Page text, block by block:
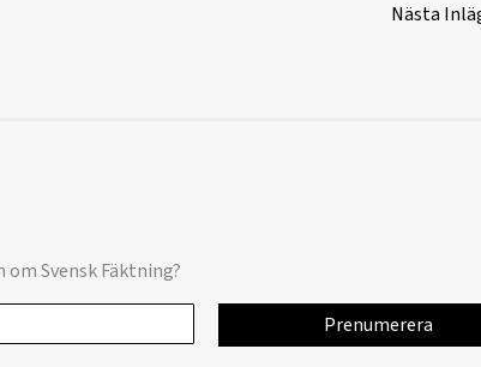
Nästa
Svensk Fäktning?